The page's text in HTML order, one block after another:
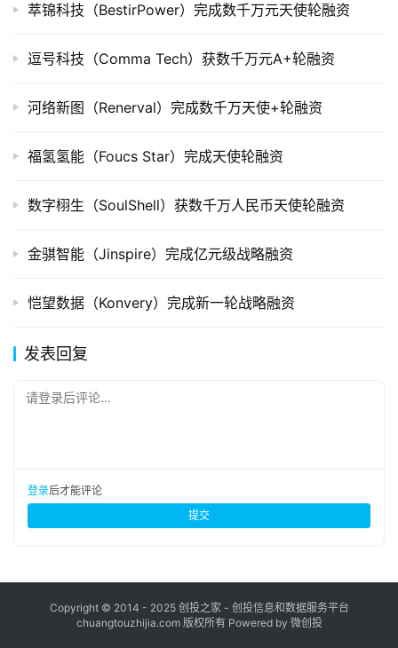
萃锦科技（BestirPower）完成数千万元天使轮融资
逗号科技（Comma Tech）获数千万元A+轮融资
河络新图（Renerval）完成数千万天使+轮融资
福氢氢能（Foucs Star）完成天使轮融资
数字栩生（SoulShell）获数千万人民币天使轮融资
金骐智能（Jinspire）完成亿元级战略融资
恺望数据（Konvery）完成新一轮战略融资
发表回复
请登录后评论...
登录后才能评论
提交
Copyright © 2014 - 2025 创投之家 - 创投信息和数据服务平台
chuangtouzhijia.com 版权所有 Powered by 微创投